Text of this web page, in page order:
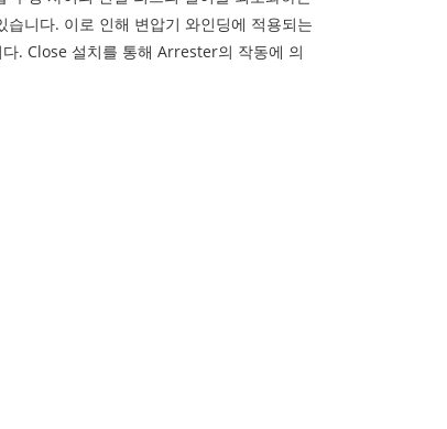
니다. 이로 인해 변압기 와인딩에 적용되는
. Close 설치를 통해 Arrester의 작동에 의